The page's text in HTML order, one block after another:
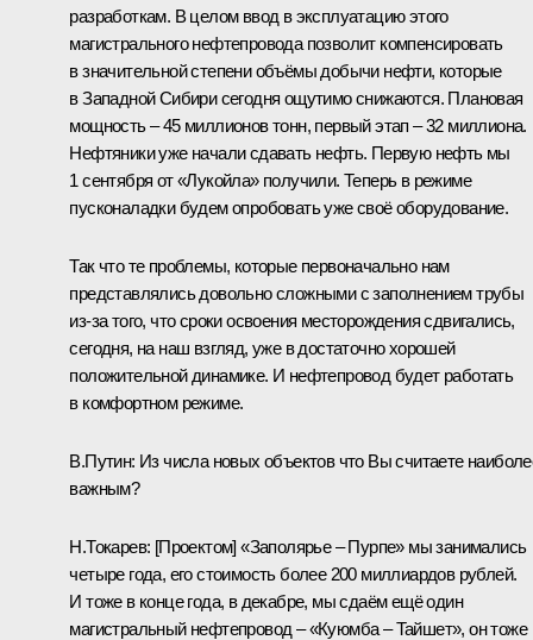
разработкам. В целом ввод в эксплуатацию этого
магистрального нефтепровода позволит компенсировать
в значительной степени объёмы добычи нефти, которые
в Западной Сибири сегодня ощутимо снижаются. Плановая
мощность – 45 миллионов тонн, первый этап – 32 миллиона.
Нефтяники уже начали сдавать нефть. Первую нефть мы
1 сентября от «Лукойла» получили. Теперь в режиме
пусконаладки будем опробовать уже своё оборудование.
Так что те проблемы, которые первоначально нам
представлялись довольно сложными с заполнением трубы
из‑за того, что сроки освоения месторождения сдвигались,
сегодня, на наш взгляд, уже в достаточно хорошей
положительной динамике. И нефтепровод будет работать
в комфортном режиме.
В.Путин: Из числа новых объектов что Вы считаете
важным?
Н.Токарев: [Проектом] «Заполярье – Пурпе» мы занимались
четыре года, его стоимость более 200 миллиардов рублей.
И тоже в конце года, в декабре, мы сдаём ещё один
магистральный нефтепровод – «Куюмба – Тайшет», он тоже